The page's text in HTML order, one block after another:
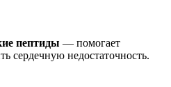
пептиды — помогает
сердечную недостаточность.